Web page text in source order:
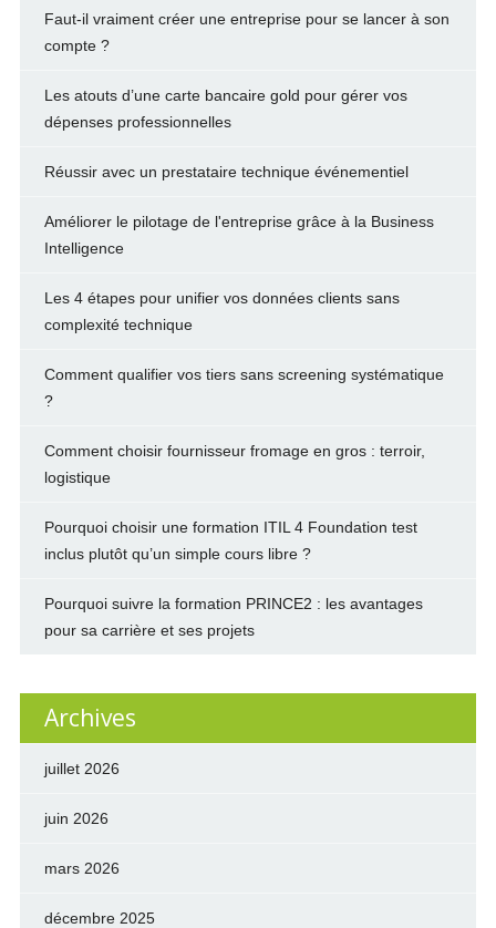
Faut-il vraiment créer une entreprise pour se lancer à son
compte ?
Les atouts d’une carte bancaire gold pour gérer vos
dépenses professionnelles
Réussir avec un prestataire technique événementiel
Améliorer le pilotage de l'entreprise grâce à la Business
Intelligence
Les 4 étapes pour unifier vos données clients sans
complexité technique
Comment qualifier vos tiers sans screening systématique
?
Comment choisir fournisseur fromage en gros : terroir,
logistique
Pourquoi choisir une formation ITIL 4 Foundation test
inclus plutôt qu’un simple cours libre ?
Pourquoi suivre la formation PRINCE2 : les avantages
pour sa carrière et ses projets
Archives
juillet 2026
juin 2026
mars 2026
décembre 2025